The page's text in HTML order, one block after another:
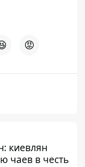
😡
киевлян
чаев в честь